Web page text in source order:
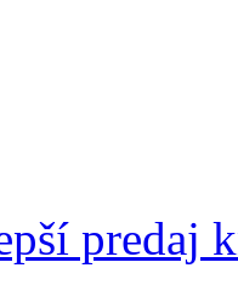
predaj